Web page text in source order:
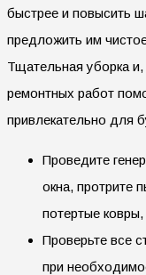
быстрее и повысить
предложить им
Тщательная уборка
ремонтных работ
привлекательно для
Проведите
окна, протрите
потертые ковры,
Проверьте все
при